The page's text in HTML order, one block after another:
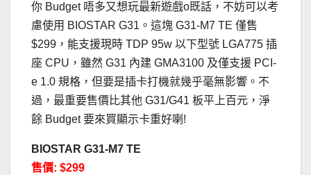
你 Budget 唔多又想玩最新遊戲o既話，不妨可以考
慮使用 BIOSTAR G31。這塊 G31-M7 TE 僅售
$299，能支援現時 TDP 95w 以下型號 LGA775 插
座 CPU，雖然 G31 內建 GMA3100 及僅支援 PCI-
e 1.0 規格，但要是插卡打機就幾乎毫無影響。不
過，最重要售價比其他 G31/G41 板平上百元，淨
餘 Budget 要來買顯示卡重好喇!
BIOSTAR G31-M7 TE
售價: $299